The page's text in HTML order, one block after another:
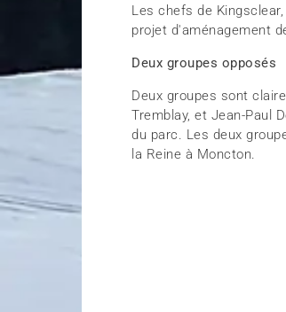
Les chefs de
projet d'aménagement
Deux groupes opposés
Deux groupes sont
Tremblay, et Jean-Paul
du parc. Les deux
la Reine à Moncton.